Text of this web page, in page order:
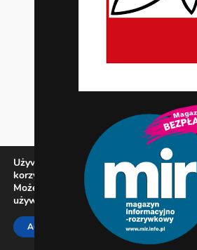
Używamy ciasteczek, aby zapewnić
korzystania z naszej witryny.
Możesz dowiedzieć się więcej o tym,
używamy, lub wyłączyć je wustawieniach
ACCEPT REJECT SETTINGS